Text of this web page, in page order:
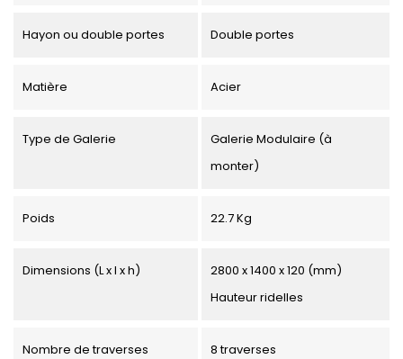
Hayon ou double portes Double portes
Matière Acier
Type de Galerie
Galerie Modulaire (à
monter)
Poids 22.7 Kg
Dimensions (L x l x h)
2800 x 1400 x 120 (mm)
Hauteur ridelles
Nombre de traverses 8 traverses